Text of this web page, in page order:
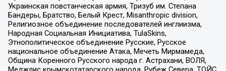
Украинская повстанческая армия, Тризуб им. Степана
Бандеры, Братство, Белый Крест, Misanthropic division,
Религиозное объединение последователей инглиизма,
Народная Социальная Инициатива, TulaSkins,
Этнополитическое объединение Русские, Русское
национальное объединение Атака, Мечеть Мирмамеда,
Община Коренного Русского народа г. Астрахани, ВОЛЯ,